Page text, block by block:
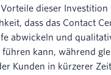
dieser
dass das Contact
abwickeln und
führen kann, während
Kunden in kürzerer